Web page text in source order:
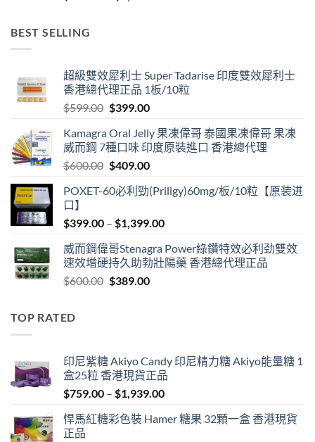
BEST SELLING
超級雙效犀利士 Super Tadarise 印度雙效犀利士
香港總代理正品 1板/10粒
$599.00 Original
was:
$599.00.
$399.00Current
is:
$399.00.
Kamagra Oral Jelly 果凍偉哥 泰國果凍偉哥 果凍
威而鋼 7種口味 印度原裝進口 香港總代理
$600.00 Original
was:
$409.00Current
is:
POXET-60必利勁(Priligy)60mg/板/10粒【原装进
口】
$399.00 – $1,399.00Price
$399.00
through
威而鋼偉哥Stenagra Power綠鑽特效必利劲雙效
速效增硬持久助勃壯陽藥 香港總代理正品
$600.00 Original
$389.00Current
TOP RATED
印尼紫糖 Akiyo Candy 印尼精力糖 Akiyo能量糖 1
盒25粒 香港現貨正品
$759.00 – $1,939.00Price
$759.00
悍馬紅糖彩色裝 Hamer 糖果 32顆一盒 香港現貨
正品